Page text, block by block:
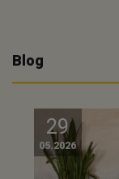
Blog
29
05.2026